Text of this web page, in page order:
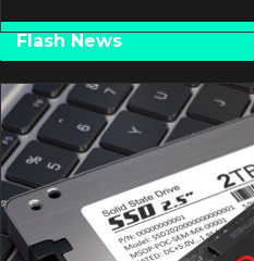
Flash News